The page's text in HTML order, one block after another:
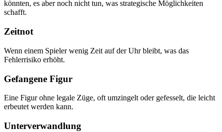
könnten, es aber noch nicht tun, was strategische Möglichkeiten
schafft.
Zeitnot
Wenn einem Spieler wenig Zeit auf der Uhr bleibt, was das
Fehlerrisiko erhöht.
Gefangene Figur
Eine Figur ohne legale Züge, oft umzingelt oder gefesselt, die leicht
erbeutet werden kann.
Unterverwandlung